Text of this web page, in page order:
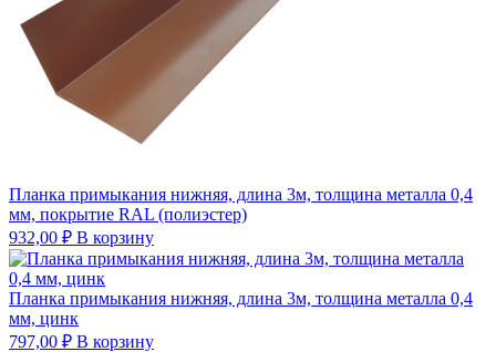
Планка примыкания нижняя, длина 3м, толщина металла 0,4
мм, покрытие RAL (полиэстер)
932,00 ₽ В корзину
Планка примыкания нижняя, длина 3м, толщина металла 0,4
мм, цинк
797,00 ₽ В корзину